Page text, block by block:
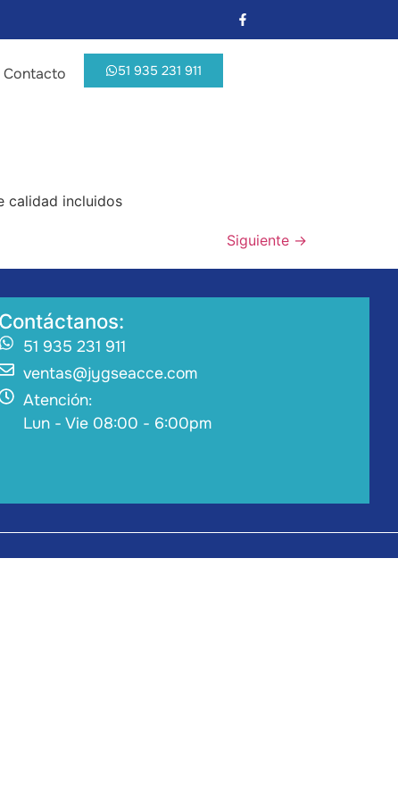
Contacto 51 935 231 911
calidad incluidos
Siguiente →
Contáctanos:
51 935 231 911
ventas@jygseacce.com
Atención:
Lun - Vie 08:00 - 6:00pm